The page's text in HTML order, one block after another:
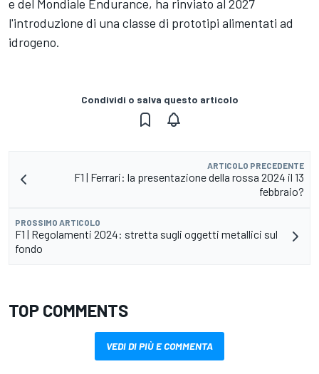
e del Mondiale Endurance, ha rinviato al 2027
l'introduzione di una classe di prototipi alimentati ad
idrogeno.
Condividi o salva questo articolo
ARTICOLO PRECEDENTE
F1 | Ferrari: la presentazione della rossa 2024 il 13
febbraio?
PROSSIMO ARTICOLO
F1 | Regolamenti 2024: stretta sugli oggetti metallici sul
fondo
TOP COMMENTS
VEDI DI PIÙ E COMMENTA